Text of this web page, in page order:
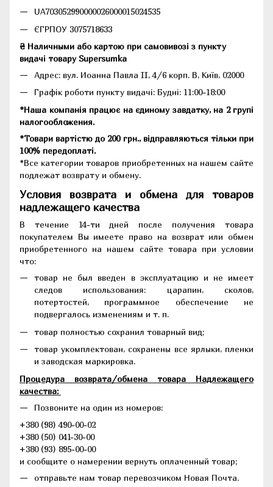
UA703052990000026000015024535
ЄГРПОУ 3075718633
₴ Наличными або картою при самовивозі з пункту
видачі товару Supersumka
Адрес: вул. Иоанна Павла II, 4/6 корп. В, Київ, 02000
Графік роботи пункту видачі: Будні: 11:00-18:00
*Наша компанія працює на єдиному завдатку, на 2 групі
налогообложения.
*Товари вартістю до 200 грн., відправляються тільки при
100% передоплаті.
*Все категории товаров приобретенных на нашем сайте
подлежат возврату и обмену.
Условия возврата и обмена для товаров
надлежащего качества
В течение 14-ти дней после получения товара
покупателем Вы имеете право на возврат или обмен
приобретенного на нашем сайте товара при условии
что:
товар не был введен в эксплуатацию и не имеет
следов использования: царапин, сколов,
потертостей, программное обеспечение не
подвергалось изменениям и т. п.
товар полностью сохранил товарный вид;
товар укомплектован, сохранены все ярлыки, пленки
и заводская маркировка.
Процедура возврата/обмена товара Надлежащего
качества:
Позвоните на один из номеров:
+380 (98) 490-00-02
+380 (50) 041-30-00
+380 (93) 895-00-00
и сообщите о намерении вернуть оплаченный товар;
отправьте нам товар перевозчиком Новая Почта.